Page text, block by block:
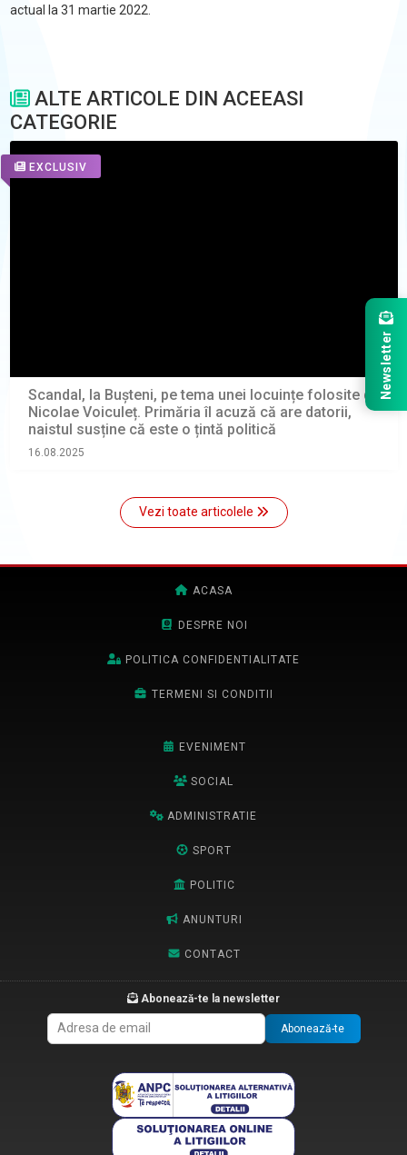
actual la 31 martie 2022.
ALTE ARTICOLE DIN ACEEASI
CATEGORIE
EXCLUSIV
Scandal, la Bușteni, pe tema unei locuințe folosite de
Nicolae Voiculeț. Primăria îl acuză că are datorii,
naistul susține că este o țintă politică
16.08.2025
Vezi toate articolele
ACASA
DESPRE NOI
POLITICA CONFIDENTIALITATE
TERMENI SI CONDITII
EVENIMENT
SOCIAL
ADMINISTRATIE
SPORT
POLITIC
ANUNTURI
CONTACT
Abonează-te la newsletter
Abonează-te
Newsletter